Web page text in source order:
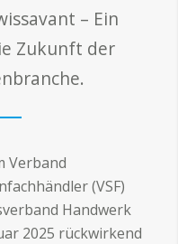
– Ein
Zukunft der
Verband
(VSF)
Handwerk
2025 rückwirkend